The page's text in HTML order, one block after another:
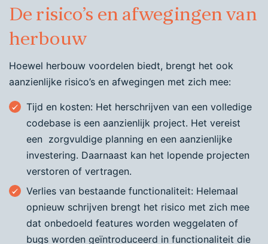
De risico’s en afwegingen van
herbouw
Hoewel herbouw voordelen biedt, brengt het ook
aanzienlijke risico’s en afwegingen met zich mee:
Tijd en kosten: Het herschrijven van een volledige
codebase is een aanzienlijk project. Het vereist
een zorgvuldige planning en een aanzienlijke
investering. Daarnaast kan het lopende projecten
verstoren of vertragen.
Verlies van bestaande functionaliteit: Helemaal
opnieuw schrijven brengt het risico met zich mee
dat onbedoeld features worden weggelaten of
bugs worden geïntroduceerd in functionaliteit die